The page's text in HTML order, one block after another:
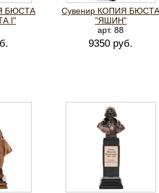
БЮСТА
I"
Сувенир КОПИЯ БЮСТА
"ЯШИН"
арт. 88
9350 руб.